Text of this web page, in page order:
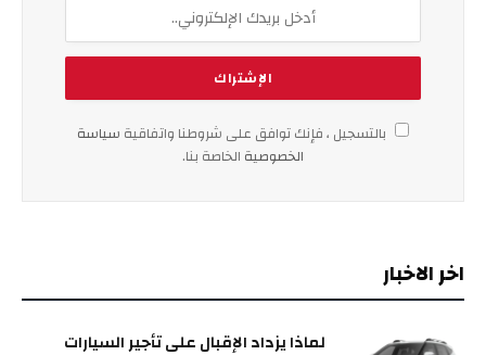
بالتسجيل ، فإنك توافق على شروطنا واتفاقية سياسة
الخصوصية الخاصة بنا.
اخر الاخبار
لماذا يزداد الإقبال على تأجير السيارات